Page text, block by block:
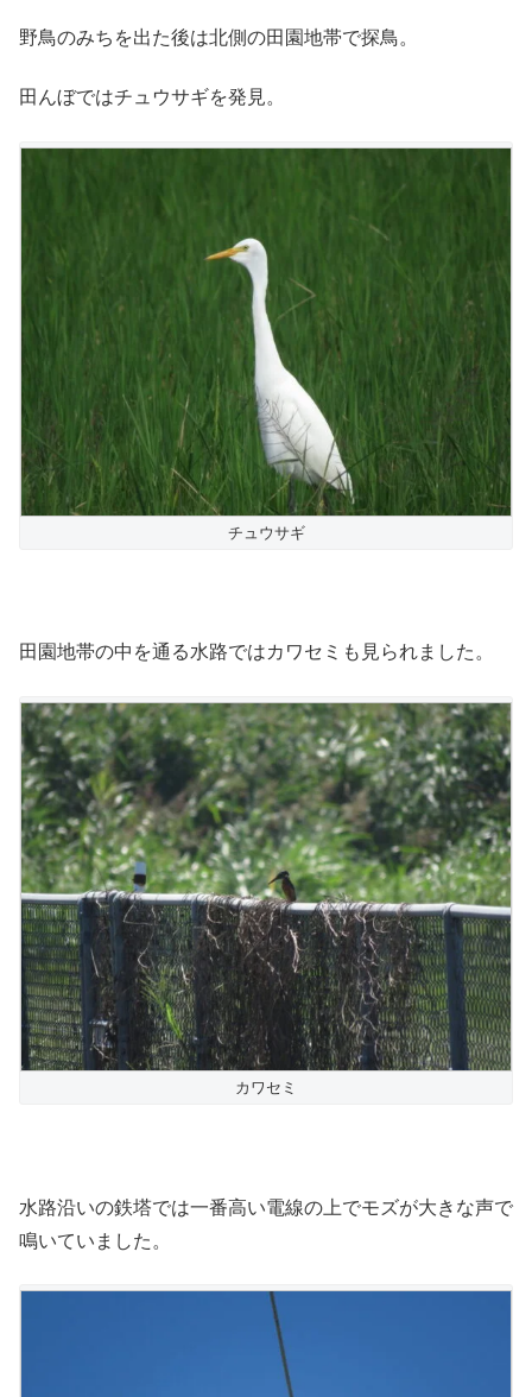
野鳥のみちを出た後は北側の田園地帯で探鳥。
田んぼではチュウサギを発見。
チュウサギ
田園地帯の中を通る水路ではカワセミも見られました。
カワセミ
水路沿いの鉄塔では一番高い電線の上でモズが大きな声で
鳴いていました。